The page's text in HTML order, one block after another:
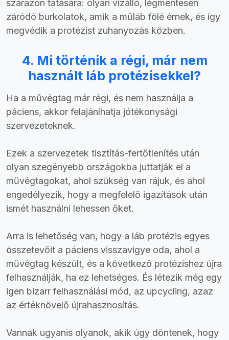
szárazon tatására: olyan vízálló, légmentesen
záródó burkolatok, amik a műláb fölé érnek, és így
megvédik a protézist zuhanyozás közben.
4. Mi történik a régi, már nem
használt láb protézisekkel?
Ha a művégtag már régi, és nem használja a
páciens, akkor felajánlhatja jótékonysági
szervezeteknek.
Ezek a szervezetek tisztítás-fertőtlenítés után
olyan szegényebb országokba juttatják el a
művégtagokat, ahol szükség van rájuk, és ahol
engedélyezik, hogy a megfelelő igazítások után
ismét használni lehessen őket.
Arra is lehetőség van, hogy a láb protézis egyes
összetevőit a páciens visszavigye oda, ahol a
művégtag készült, és a következő protézishez újra
felhasználják, ha ez lehetséges. És létezik még egy
igen bizarr felhasználási mód, az upcycling, azaz
az értéknövelő újrahasznosítás.
Vannak ugyanis olyanok, akik úgy döntenek, hogy